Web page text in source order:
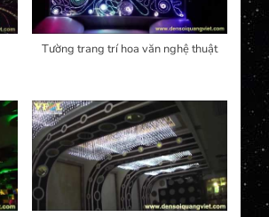
Tường trang trí hoa văn nghệ thuật